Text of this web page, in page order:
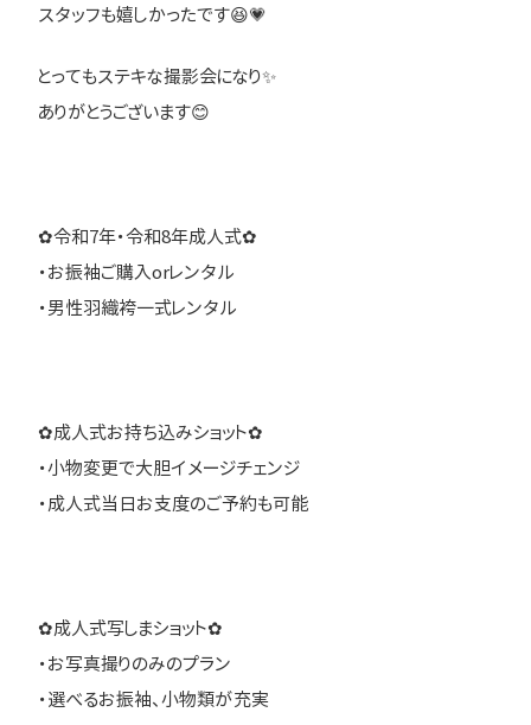
スタッフも嬉しかったです😆💗
とってもステキな撮影会になり✨
ありがとうございます😊
✿令和7年・令和8年成人式✿
・お振袖ご購入orレンタル
・男性羽織袴一式レンタル
✿成人式お持ち込みショット✿
・小物変更で大胆イメージチェンジ
・成人式当日お支度のご予約も可能
✿成人式写しまショット✿
・お写真撮りのみのプラン
・選べるお振袖、小物類が充実